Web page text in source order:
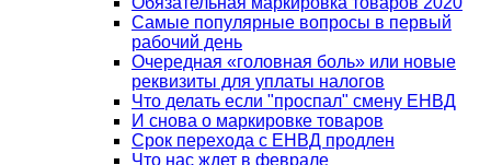
Самые популярные вопросы в первый
рабочий день
Очередная «головная боль» или новые
реквизиты для уплаты налогов
Что делать если "проспал" смену ЕНВД
И снова о маркировке товаров
Срок перехода с ЕНВД продлен
Что нас ждет в феврале